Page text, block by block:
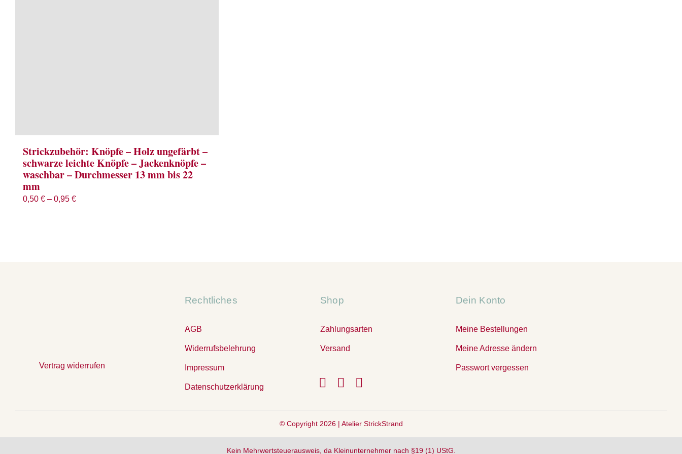
Strickzubehör: Knöpfe – Holz ungefärbt –
schwarze leichte Knöpfe – Jackenknöpfe –
waschbar – Durchmesser 13 mm bis 22
mm
0,50 € – 0,95 €
Vertrag widerrufen
Rechtliches
AGB
Widerrufsbelehrung
Impressum
Datenschutzerklärung
Shop
Zahlungsarten
Versand
Dein Konto
Meine Bestellungen
Meine Adresse ändern
Passwort vergessen
© Copyright 2026 | Atelier StrickStrand
Kein Mehrwertsteuerausweis, da Kleinunternehmer nach §19 (1) UStG.